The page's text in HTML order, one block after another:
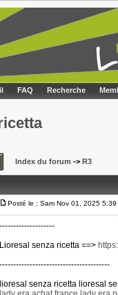
FAQ Recherche
Index du forum -> R3
Posté le : Sam Nov 01, 2025 5:39
--------------------
Lioresal senza ricetta ==>
----------------------------------------
lioresal senza ricetta lioresal